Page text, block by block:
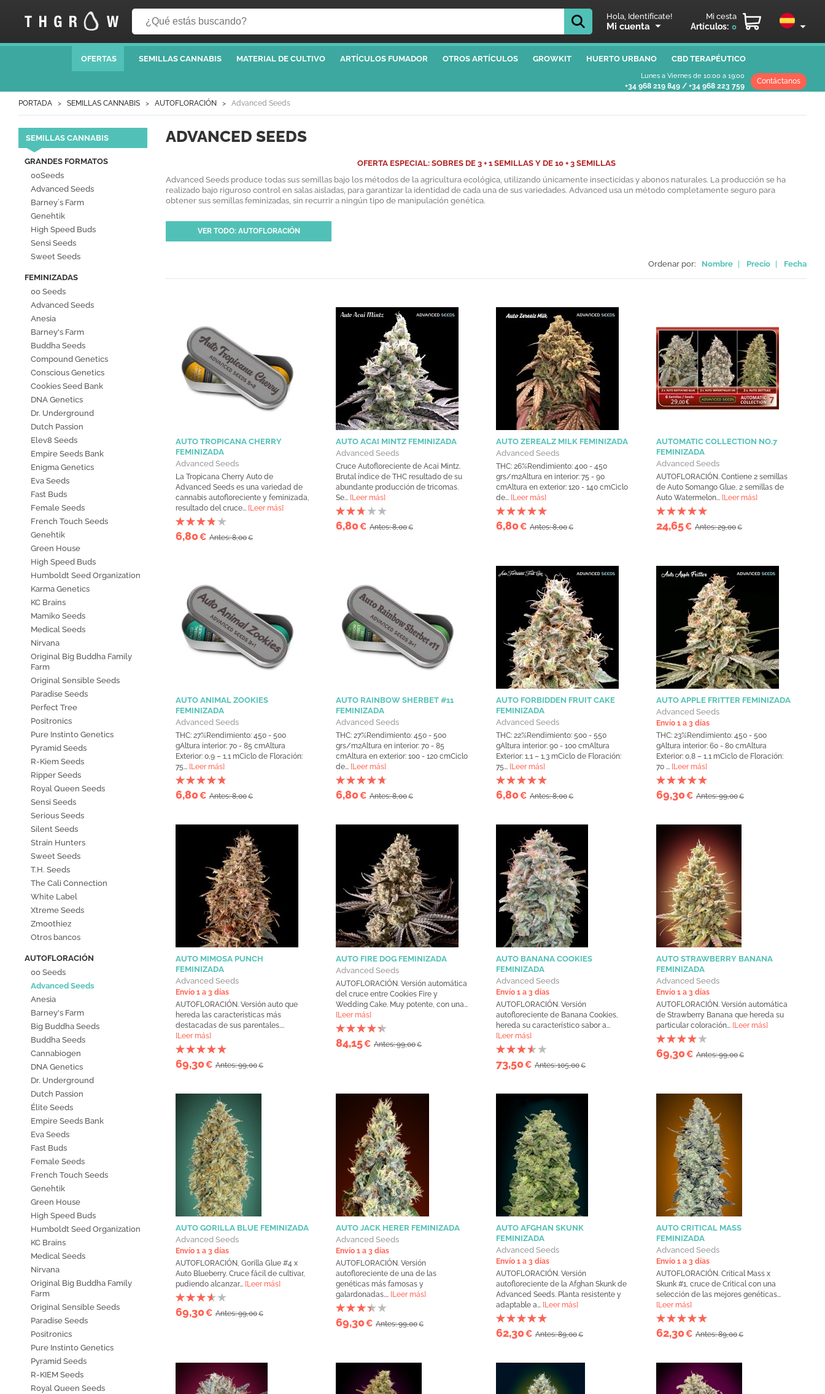
Hola, Identifícate!
Mi cuenta
Mi cesta
Artículos: 0
OFERTAS SEMILLAS CANNABIS MATERIAL DE CULTIVO ARTÍCULOS FUMADOR OTROS ARTÍCULOS GROWKIT HUERTO URBANO CBD TERAPÉUTICO
Lunes a Viernes de 10:00 a 19:00
+34 968 219 849 / +34 968 223 759
Contáctanos
PORTADA SEMILLAS CANNABIS AUTOFLORACIÓN Advanced Seeds
SEMILLAS CANNABIS
GRANDES FORMATOS
00Seeds
Advanced Seeds
Barney´s Farm
Genehtik
High Speed Buds
Sensi Seeds
Sweet Seeds
FEMINIZADAS
00 Seeds
Advanced Seeds
Anesia
Barney's Farm
Buddha Seeds
Compound Genetics
Conscious Genetics
Cookies Seed Bank
DNA Genetics
Dr. Underground
Dutch Passion
Elev8 Seeds
Empire Seeds Bank
Enigma Genetics
Eva Seeds
Fast Buds
Female Seeds
French Touch Seeds
Genehtik
Green House
High Speed Buds
Humboldt Seed Organization
Karma Genetics
KC Brains
Mamiko Seeds
Medical Seeds
Nirvana
Original Big Buddha Family
Farm
Original Sensible Seeds
Paradise Seeds
Perfect Tree
Positronics
Pure Instinto Genetics
Pyramid Seeds
R-Kiem Seeds
Ripper Seeds
Royal Queen Seeds
Sensi Seeds
Serious Seeds
Silent Seeds
Strain Hunters
Sweet Seeds
T.H. Seeds
The Cali Connection
White Label
Xtreme Seeds
Zmoothiez
Otros bancos
AUTOFLORACIÓN
00 Seeds
Advanced Seeds
Anesia
Barney's Farm
Big Buddha Seeds
Buddha Seeds
Cannabiogen
DNA Genetics
Dr. Underground
Dutch Passion
Élite Seeds
Empire Seeds Bank
Eva Seeds
Fast Buds
Female Seeds
French Touch Seeds
Genehtik
Green House
High Speed Buds
Humboldt Seed Organization
KC Brains
Medical Seeds
Nirvana
Original Big Buddha Family
Farm
Original Sensible Seeds
Paradise Seeds
Positronics
Pure Instinto Genetics
Pyramid Seeds
R-KIEM Seeds
Royal Queen Seeds
ADVANCED SEEDS
OFERTA ESPECIAL: SOBRES DE 3 + 1 SEMILLAS Y DE 10 + 3 SEMILLAS
Advanced Seeds produce todas sus semillas bajo los métodos de la agricultura ecológica, utilizando únicamente insecticidas y abonos naturales. La producción se ha
realizado bajo riguroso control en salas aisladas, para garantizar la identidad de cada una de sus variedades. Advanced usa un método completamente seguro para
obtener sus semillas feminizadas, sin recurrir a ningún tipo de manipulación genética.
VER TODO: AUTOFLORACIÓN
Ordenar por: Nombre Precio Fecha
AUTO TROPICANA CHERRY
FEMINIZADA
Advanced Seeds
La Tropicana Cherry Auto de
Advanced Seeds es una variedad de
cannabis autofloreciente y feminizada,
resultado del cruce... [Leer más]
6,80€ Antes: 8,00€
AUTO ACAI MINTZ FEMINIZADA
Advanced Seeds
Cruce Autofloreciente de Acai Mintz.
Brutal índice de THC resultado de su
abundante producción de tricomas.
Se... [Leer más]
6,80€ Antes: 8,00€
AUTO ZEREALZ MILK FEMINIZADA
Advanced Seeds
THC: 26%Rendimiento: 400 - 450
grs/m2Altura en interior: 75 - 90
cmAltura en exterior: 120 - 140 cmCiclo
de... [Leer más]
6,80€ Antes: 8,00€
AUTOMATIC COLLECTION NO.7
FEMINIZADA
Advanced Seeds
AUTOFLORACIÓN. Contiene 2 semillas
de Auto Somango Glue, 2 semillas de
Auto Watermelon... [Leer más]
24,65€ Antes: 29,00€
AUTO ANIMAL ZOOKIES
FEMINIZADA
Advanced Seeds
THC: 27%Rendimiento: 450 - 500
gAltura interior: 70 - 85 cmAltura
Exterior: 0,9 – 1,1 mCiclo de Floración:
75... [Leer más]
6,80€ Antes: 8,00€
AUTO RAINBOW SHERBET #11
FEMINIZADA
Advanced Seeds
THC: 27%Rendimiento: 450 - 500
grs/m2Altura en interior: 70 - 85
cmAltura en exterior: 100 - 120 cmCiclo
de... [Leer más]
6,80€ Antes: 8,00€
AUTO FORBIDDEN FRUIT CAKE
FEMINIZADA
Advanced Seeds
THC: 22%Rendimiento: 500 - 550
gAltura interior: 90 - 100 cmAltura
Exterior: 1,1 – 1,3 mCiclo de Floración:
75... [Leer más]
6,80€ Antes: 8,00€
AUTO APPLE FRITTER FEMINIZADA
Advanced Seeds
Envío 1 a 3 días
THC: 23%Rendimiento: 450 - 500
gAltura interior: 60 - 80 cmAltura
Exterior: 0,8 – 1,1 mCiclo de Floración:
70 ... [Leer más]
69,30€ Antes: 99,00€
AUTO MIMOSA PUNCH
FEMINIZADA
Advanced Seeds
Envío 1 a 3 días
AUTOFLORACIÓN. Versión auto que
hereda las características más
destacadas de sus parentales....
[Leer más]
69,30€ Antes: 99,00€
AUTO FIRE DOG FEMINIZADA
Advanced Seeds
AUTOFLORACIÓN. Versión automática
del cruce entre Cookies Fire y
Wedding Cake. Muy potente, con una...
[Leer más]
84,15€ Antes: 99,00€
AUTO BANANA COOKIES
FEMINIZADA
Advanced Seeds
Envío 1 a 3 días
AUTOFLORACIÓN. Versión
autofloreciente de Banana Cookies,
hereda su característico sabor a...
[Leer más]
73,50€ Antes: 105,00€
AUTO STRAWBERRY BANANA
FEMINIZADA
Advanced Seeds
Envío 1 a 3 días
AUTOFLORACIÓN. Versión automática
de Strawberry Banana que hereda su
particular coloración... [Leer más]
69,30€ Antes: 99,00€
AUTO GORILLA BLUE FEMINIZADA
Advanced Seeds
Envío 1 a 3 días
AUTOFLORACIÓN, Gorilla Glue #4 x
Auto Blueberry. Cruce fácil de cultivar,
pudiendo alcanzar... [Leer más]
69,30€ Antes: 99,00€
AUTO JACK HERER FEMINIZADA
Advanced Seeds
Envío 1 a 3 días
AUTOFLORACIÓN. Versión
autofloreciente de una de las
genéticas más famosas y
galardonadas.... [Leer más]
69,30€ Antes: 99,00€
AUTO AFGHAN SKUNK
FEMINIZADA
Advanced Seeds
Envío 1 a 3 días
AUTOFLORACIÓN. Versión
autofloreciente de la Afghan Skunk de
Advanced Seeds. Planta resistente y
adaptable a... [Leer más]
62,30€ Antes: 89,00€
AUTO CRITICAL MASS
FEMINIZADA
Advanced Seeds
Envío 1 a 3 días
AUTOFLORACIÓN. Critical Mass x
Skunk #1, cruce de Critical con una
selección de las mejores genéticas...
[Leer más]
62,30€ Antes: 89,00€